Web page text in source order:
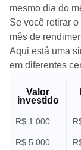
mesmo dia do
Se você retirar
mês de
Aqui está uma
em diferentes
Valor
investido
R$ 1.000
R$ 5.000